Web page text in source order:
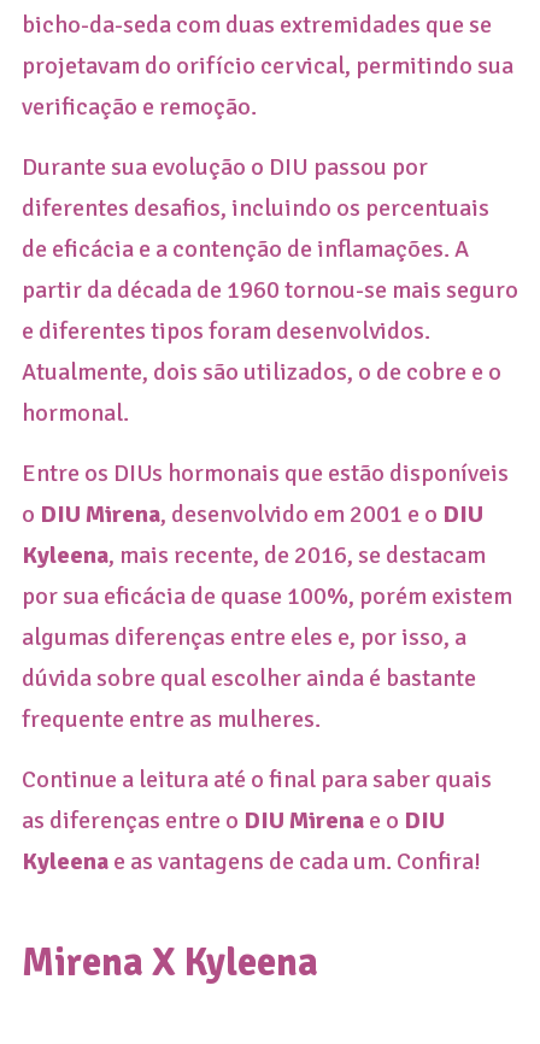
bicho-da-seda com duas extremidades que se
projetavam do orifício cervical, permitindo sua
verificação e remoção.
Durante sua evolução o DIU passou por
diferentes desafios, incluindo os percentuais
de eficácia e a contenção de inflamações. A
partir da década de 1960 tornou-se mais seguro
e diferentes tipos foram desenvolvidos.
Atualmente, dois são utilizados, o de cobre e o
hormonal.
Entre os DIUs hormonais que estão disponíveis
o DIU Mirena, desenvolvido em 2001 e o DIU
Kyleena, mais recente, de 2016, se destacam
por sua eficácia de quase 100%, porém existem
algumas diferenças entre eles e, por isso, a
dúvida sobre qual escolher ainda é bastante
frequente entre as mulheres.
Continue a leitura até o final para saber quais
as diferenças entre o DIU Mirena e o DIU
Kyleena e as vantagens de cada um. Confira!
Mirena X Kyleena